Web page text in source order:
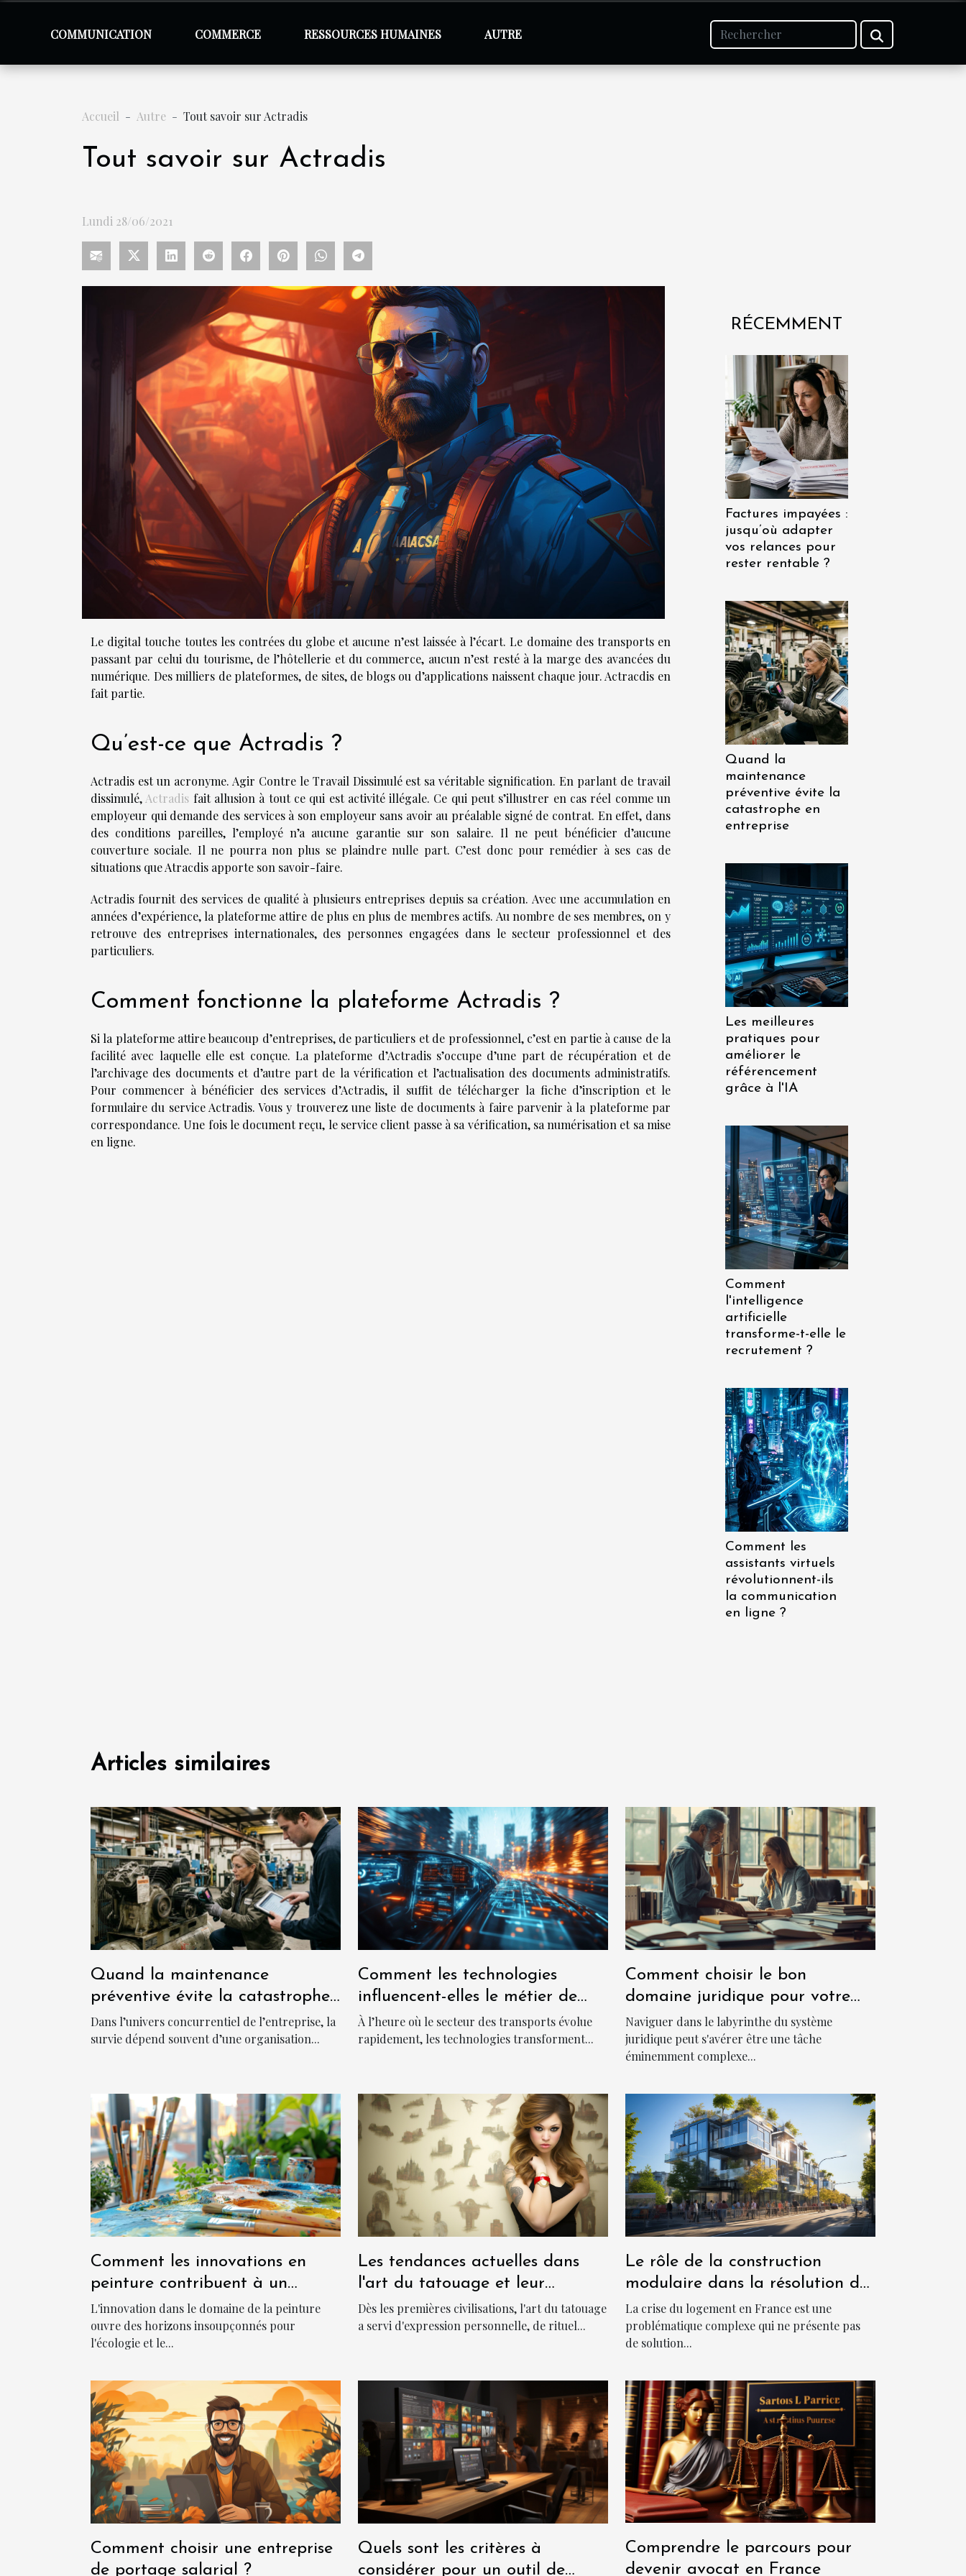
COMMUNICATION COMMERCE RESSOURCES HUMAINES AUTRE
Accueil Autre Tout savoir sur Actradis
Tout savoir sur Actradis
Lundi 28/06/2021
Le digital touche toutes les contrées du globe et aucune n’est laissée à l’écart. Le domaine des transports en
passant par celui du tourisme, de l’hôtellerie et du commerce, aucun n’est resté à la marge des avancées du
numérique. Des milliers de plateformes, de sites, de blogs ou d’applications naissent chaque jour. Actracdis en
fait partie.
Qu’est-ce que Actradis ?
Actradis est un acronyme. Agir Contre le Travail Dissimulé est sa véritable signification. En parlant de travail
dissimulé, Actradis fait allusion à tout ce qui est activité illégale. Ce qui peut s’illustrer en cas réel comme un
employeur qui demande des services à son employeur sans avoir au préalable signé de contrat. En effet, dans
des conditions pareilles, l’employé n’a aucune garantie sur son salaire. Il ne peut bénéficier d’aucune
couverture sociale. Il ne pourra non plus se plaindre nulle part. C’est donc pour remédier à ses cas de
situations que Atracdis apporte son savoir-faire.
Actradis fournit des services de qualité à plusieurs entreprises depuis sa création. Avec une accumulation en
années d’expérience, la plateforme attire de plus en plus de membres actifs. Au nombre de ses membres, on y
retrouve des entreprises internationales, des personnes engagées dans le secteur professionnel et des
particuliers.
Comment fonctionne la plateforme Actradis ?
Si la plateforme attire beaucoup d’entreprises, de particuliers et de professionnel, c’est en partie à cause de la
facilité avec laquelle elle est conçue. La plateforme d’Actradis s’occupe d’une part de récupération et de
l’archivage des documents et d’autre part de la vérification et l’actualisation des documents administratifs.
Pour commencer à bénéficier des services d’Actradis, il suffit de télécharger la fiche d’inscription et le
formulaire du service Actradis. Vous y trouverez une liste de documents à faire parvenir à la plateforme par
correspondance. Une fois le document reçu, le service client passe à sa vérification, sa numérisation et sa mise
en ligne.
RÉCEMMENT
Factures impayées :
jusqu’où adapter
vos relances pour
rester rentable ?
Quand la
maintenance
préventive évite la
catastrophe en
entreprise
Les meilleures
pratiques pour
améliorer le
référencement
grâce à l'IA
Comment
l'intelligence
artificielle
transforme-t-elle le
recrutement ?
Comment les
assistants virtuels
révolutionnent-ils
la communication
en ligne ?
Articles similaires
Quand la maintenance
préventive évite la catastrophe
en entreprise
Dans l’univers concurrentiel de l’entreprise, la
survie dépend souvent d’une organisation...
Comment les technologies
influencent-elles le métier de
chauffeur ?
À l’heure où le secteur des transports évolue
rapidement, les technologies transforment...
Comment choisir le bon
domaine juridique pour votre
cas ?
Naviguer dans le labyrinthe du système
juridique peut s'avérer être une tâche
éminemment complexe...
Comment les innovations en
peinture contribuent à un
environnement plus frais et
durable
L'innovation dans le domaine de la peinture
ouvre des horizons insoupçonnés pour
l'écologie et le...
Les tendances actuelles dans
l'art du tatouage et leur
signification culturelle
Dès les premières civilisations, l'art du tatouage
a servi d'expression personnelle, de rituel...
Le rôle de la construction
modulaire dans la résolution de
la crise du logement en France
La crise du logement en France est une
problématique complexe qui ne présente pas
de solution...
Comment choisir une entreprise
de portage salarial ?
Quels sont les critères à
considérer pour un outil de
Comprendre le parcours pour
devenir avocat en France